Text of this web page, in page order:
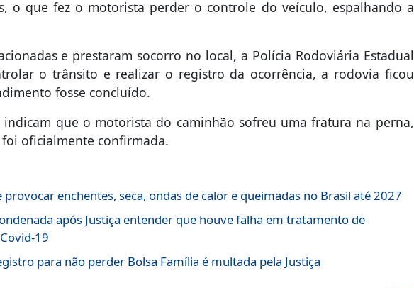
o que fez o motorista perder o controle do veículo, espalhando a
e prestaram socorro no local, a Polícia Rodoviária Estadual
o trânsito e realizar o registro da ocorrência, a rodovia ficou
fosse concluído.
que o motorista do caminhão sofreu uma fratura na perna,
oficialmente confirmada.
enchentes, seca, ondas de calor e queimadas no Brasil até 2027
após Justiça entender que houve falha em tratamento de
19
para não perder Bolsa Família é multada pela Justiça